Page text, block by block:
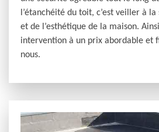
l’étanchéité du toit, c’est veiller à
et de l’esthétique de la maison.
intervention à un prix abordable et
nous.